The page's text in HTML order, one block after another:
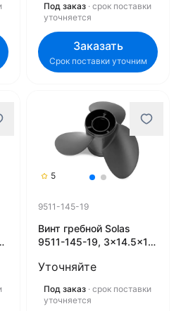
Под заказ · срок поставки
уточняется
Заказать
Срок поставки уточним
5
9511-145-19
Винт гребной Solas
9511-145-19, 3x14.5x19
Уточняйте
Под заказ · срок поставки
уточняется